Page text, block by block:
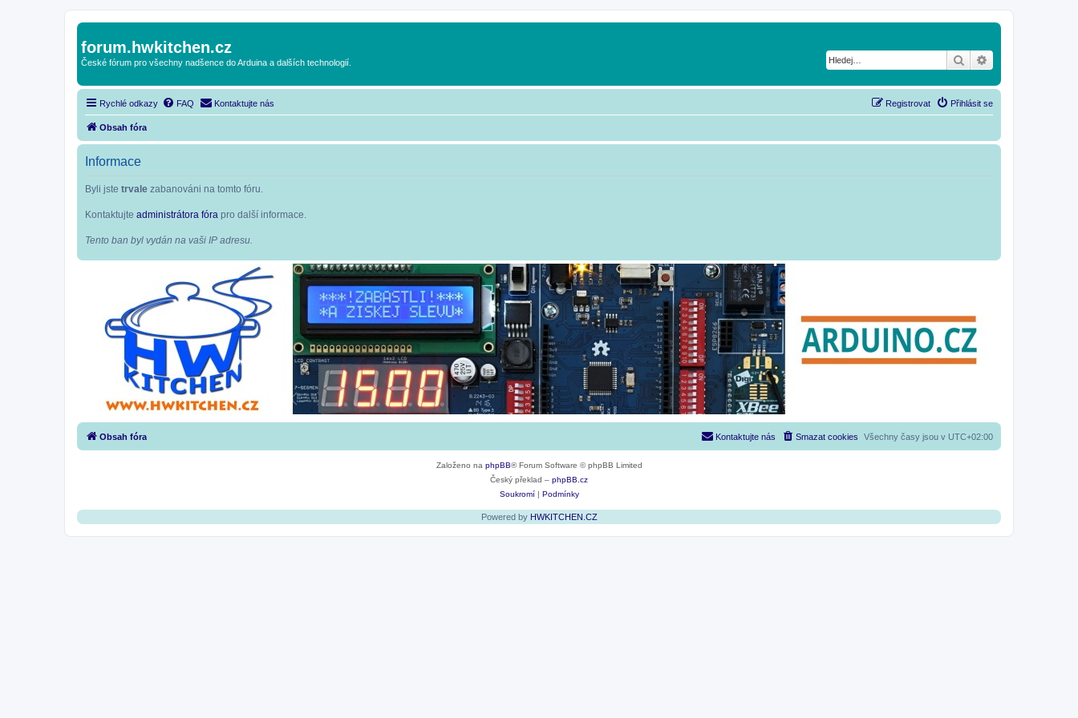
forum.hwkitchen.cz
České fórum pro všechny nadšence do Arduina a dalších technologií. Hledat
Rychlé odkazy FAQ Kontaktujte nás Přihlásit se
Registrovat
Obsah fóra
Informace
Byli jste trvale zabanováni na tomto fóru.
Kontaktujte administrátora fóra pro další informace.
Tento ban byl vydán na vaši IP adresu.
Obsah fóra Všechny časy jsou v UTC+02:00
Smazat cookies
Kontaktujte nás
Založeno na phpBB® Forum Software © phpBB Limited
Český překlad – phpBB.cz
Soukromí| Podmínky
Powered by HWKITCHEN.CZ